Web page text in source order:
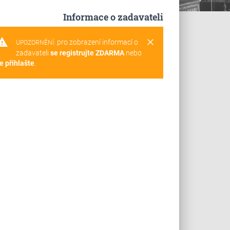
Informace o zadavateli
clear
UPOZORNĚNÍ: pro zobrazení informací o
zadavateli se registrujte ZDARMAnebo
přihlašte.